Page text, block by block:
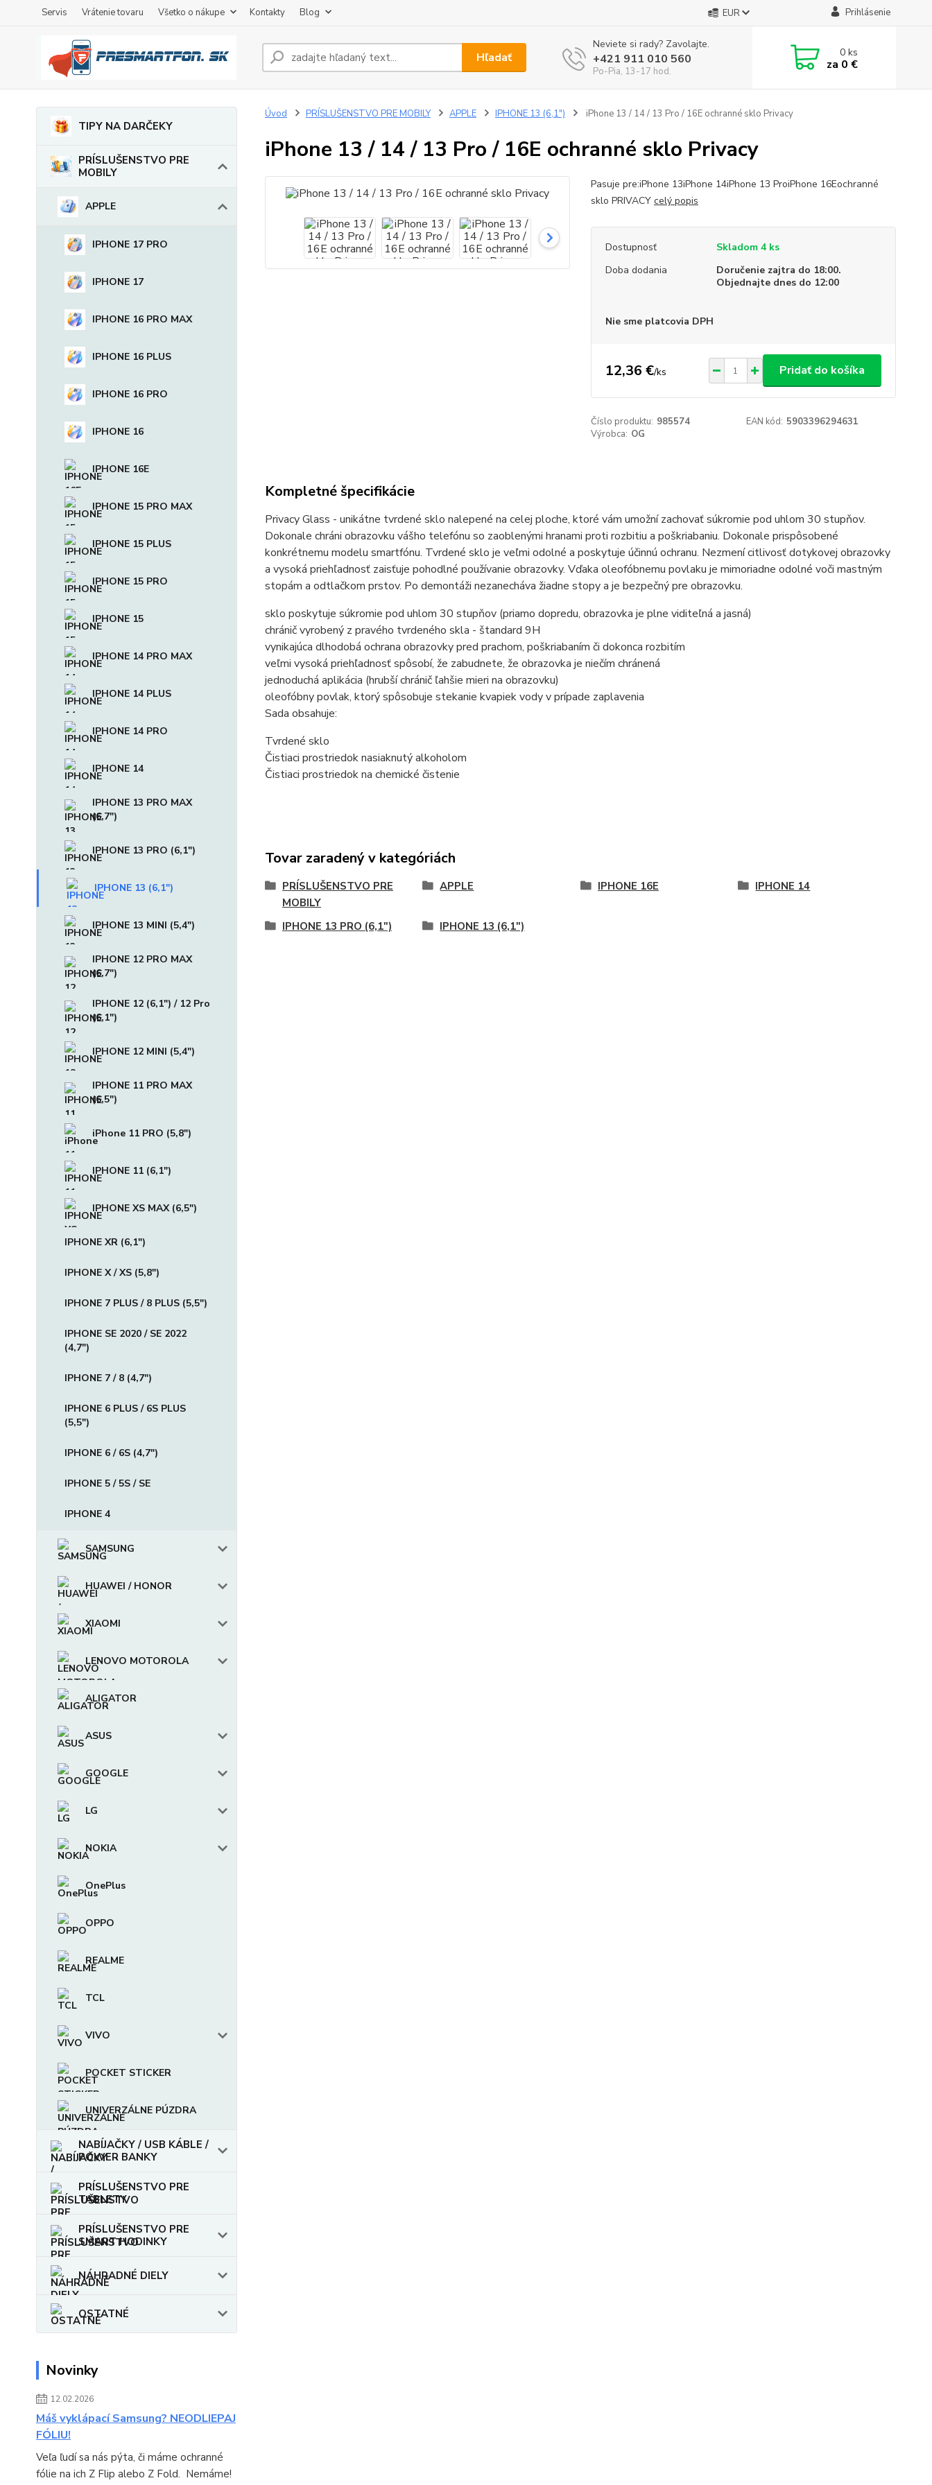
Servis Vrátenie tovaru Všetko o nákupe Kontakty Blog EUR Prihlásenie
Hľadať
Neviete si rady? Zavolajte.
+421 911 010 560
Po-Pia, 13-17 hod.
0ks
za 0 €
TIPY NA DARČEKY
PRÍSLUŠENSTVO PRE
MOBILY
APPLE
IPHONE 17 PRO
IPHONE 17
IPHONE 16 PRO MAX
IPHONE 16 PLUS
IPHONE 16 PRO
IPHONE 16
IPHONE 16E
IPHONE 15 PRO MAX
IPHONE 15 PLUS
IPHONE 15 PRO
IPHONE 15
IPHONE 14 PRO MAX
IPHONE 14 PLUS
IPHONE 14 PRO
IPHONE 14
IPHONE 13 PRO MAX
(6,7")
IPHONE 13 PRO (6,1")
IPHONE 13 (6,1")
IPHONE 13 MINI (5,4")
IPHONE 12 PRO MAX
(6,7")
IPHONE 12 (6,1") / 12 Pro
(6,1")
IPHONE 12 MINI (5,4")
IPHONE 11 PRO MAX
(6,5")
iPhone 11 PRO (5,8")
IPHONE 11 (6,1")
IPHONE XS MAX (6,5")
IPHONE XR (6,1")
IPHONE X / XS (5,8")
IPHONE 7 PLUS / 8 PLUS (5,5")
IPHONE SE 2020 / SE 2022
(4,7")
IPHONE 7 / 8 (4,7")
IPHONE 6 PLUS / 6S PLUS
(5,5")
IPHONE 6 / 6S (4,7")
IPHONE 5 / 5S / SE
IPHONE 4
SAMSUNG
HUAWEI / HONOR
XIAOMI
LENOVO MOTOROLA
ALIGATOR
ASUS
GOOGLE
LG
NOKIA
OnePlus
OPPO
REALME
TCL
VIVO
POCKET STICKER
UNIVERZÁLNE PÚZDRA
NABÍJAČKY / USB KÁBLE /
POWER BANKY
PRÍSLUŠENSTVO PRE
TABLETY
PRÍSLUŠENSTVO PRE
SMART HODINKY
NÁHRADNÉ DIELY
OSTATNÉ
Novinky
12.02.2026
Máš vyklápací Samsung? NEODLIEPAJ
FÓLIU!
Veľa ľudí sa nás pýta, či máme ochranné
fólie na ich Z Flip alebo Z Fold. Nemáme!
Úvod PRÍSLUŠENSTVO PRE MOBILY APPLE IPHONE 13 (6,1") iPhone 13 / 14 / 13 Pro / 16E ochranné sklo Privacy
iPhone 13 / 14 / 13 Pro / 16E ochranné sklo Privacy
Pasuje pre:iPhone 13iPhone 14iPhone 13 ProiPhone 16Eochranné
sklo PRIVACY celý popis
Dostupnosť
Skladom 4 ks
Doba dodania
Doručenie zajtra do 18:00.
Objednajte dnes do 12:00
Nie sme platcovia DPH
12,36 €/ks Pridať do košíka
Číslo produktu: 985574 EAN kód: 5903396294631
Výrobca: OG
Kompletné špecifikácie
Privacy Glass - unikátne tvrdené sklo nalepené na celej ploche, ktoré vám umožní zachovať súkromie pod uhlom 30 stupňov.
Dokonale chráni obrazovku vášho telefónu so zaoblenými hranami proti rozbitiu a poškriabaniu. Dokonale prispôsobené
konkrétnemu modelu smartfónu. Tvrdené sklo je veľmi odolné a poskytuje účinnú ochranu. Nezmení citlivosť dotykovej obrazovky
a vysoká priehľadnosť zaisťuje pohodlné používanie obrazovky. Vďaka oleofóbnemu povlaku je mimoriadne odolné voči mastným
stopám a odtlačkom prstov. Po demontáži nezanecháva žiadne stopy a je bezpečný pre obrazovku.
sklo poskytuje súkromie pod uhlom 30 stupňov (priamo dopredu, obrazovka je plne viditeľná a jasná)
chránič vyrobený z pravého tvrdeného skla - štandard 9H
vynikajúca dlhodobá ochrana obrazovky pred prachom, poškriabaním či dokonca rozbitím
veľmi vysoká priehľadnosť spôsobí, že zabudnete, že obrazovka je niečím chránená
jednoduchá aplikácia (hrubší chránič ľahšie mieri na obrazovku)
oleofóbny povlak, ktorý spôsobuje stekanie kvapiek vody v prípade zaplavenia
Sada obsahuje:
Tvrdené sklo
Čistiaci prostriedok nasiaknutý alkoholom
Čistiaci prostriedok na chemické čistenie
Tovar zaradený v kategóriách
PRÍSLUŠENSTVO PRE
MOBILY
APPLE IPHONE 16E IPHONE 14
IPHONE 13 PRO (6,1") IPHONE 13 (6,1")